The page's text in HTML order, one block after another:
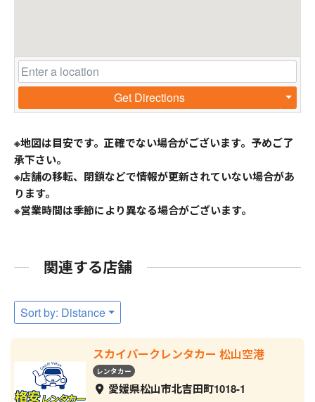
Get Directions
※地図は目安です。正確でない場合がございます。予めご了
承下さい。
※店舗の移転、閉鎖などで情報が更新されていない場合があ
ります。
※営業時間は季節により異なる場合がございます。
関連する店舗
Sort by: Distance
スカイパークレンタカー 松山空港
レンタカー
愛媛県松山市北吉田町1018-1